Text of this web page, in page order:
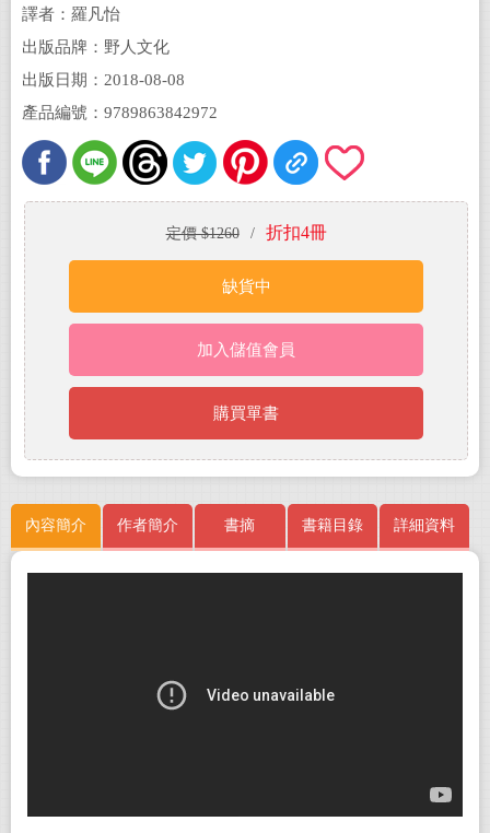
譯者：羅凡怡
出版品牌：野人文化
出版日期：2018-08-08
產品編號：9789863842972
定價 $1260 / 折扣4冊
缺貨中
加入儲值會員
購買單書
內容簡介 作者簡介 書摘 書籍目錄 詳細資料